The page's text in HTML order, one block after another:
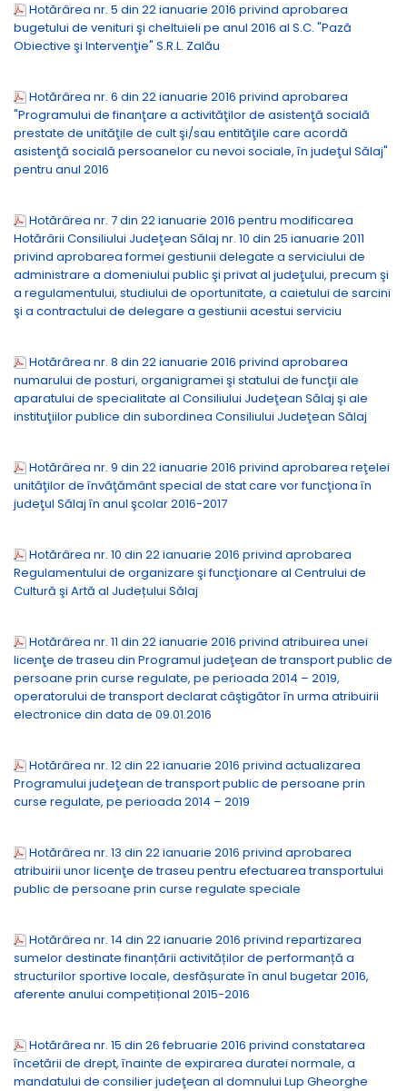
Hotărârea nr. 5 din 22 ianuarie 2016 privind aprobarea
bugetului de venituri şi cheltuieli pe anul 2016 al S.C. "Pază
Obiective şi Intervenţie" S.R.L. Zalău
Hotărârea nr. 6 din 22 ianuarie 2016 privind aprobarea
"Programului de finanţare a activităţilor de asistenţă socială
prestate de unităţile de cult şi/sau entităţile care acordă
asistenţă socială persoanelor cu nevoi sociale, în judeţul Sălaj"
pentru anul 2016
Hotărârea nr. 7 din 22 ianuarie 2016 pentru modificarea
Hotărârii Consiliului Judeţean Sălaj nr. 10 din 25 ianuarie 2011
privind aprobarea formei gestiunii delegate a serviciului de
administrare a domeniului public şi privat al judeţului, precum şi
a regulamentului, studiului de oportunitate, a caietului de sarcini
şi a contractului de delegare a gestiunii acestui serviciu
Hotărârea nr. 8 din 22 ianuarie 2016 privind aprobarea
numarului de posturi, organigramei şi statului de funcţii ale
aparatului de specialitate al Consiliului Judeţean Sălaj şi ale
instituţiilor publice din subordinea Consiliului Judeţean Sălaj
Hotărârea nr. 9 din 22 ianuarie 2016 privind aprobarea reţelei
unităţilor de învăţământ special de stat care vor funcţiona în
judeţul Sălaj în anul şcolar 2016-2017
Hotărârea nr. 10 din 22 ianuarie 2016 privind aprobarea
Regulamentului de organizare şi funcţionare al Centrului de
Cultură şi Artă al Județului Sălaj
Hotărârea nr. 11 din 22 ianuarie 2016 privind atribuirea unei
licenţe de traseu din Programul judeţean de transport public de
persoane prin curse regulate, pe perioada 2014 – 2019,
operatorului de transport declarat câştigător în urma atribuirii
electronice din data de 09.01.2016
Hotărârea nr. 12 din 22 ianuarie 2016 privind actualizarea
Programului judeţean de transport public de persoane prin
curse regulate, pe perioada 2014 – 2019
Hotărârea nr. 13 din 22 ianuarie 2016 privind aprobarea
atribuirii unor licenţe de traseu pentru efectuarea transportului
public de persoane prin curse regulate speciale
Hotărârea nr. 14 din 22 ianuarie 2016 privind repartizarea
sumelor destinate finanțării activităților de performanță a
structurilor sportive locale, desfășurate în anul bugetar 2016,
aferente anului competițional 2015-2016
Hotărârea nr. 15 din 26 februarie 2016 privind constatarea
încetării de drept, înainte de expirarea duratei normale, a
mandatului de consilier judeţean al domnului Lup Gheorghe